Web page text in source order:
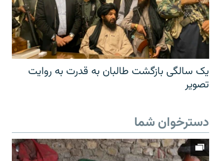
یک سالگی بازگشت طالبان به قدرت به روایت
تصویر
دسترخوان شما